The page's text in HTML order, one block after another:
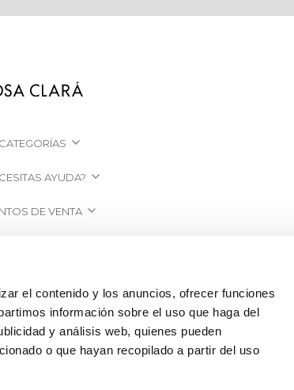
el contenido y los anuncios, ofrecer funciones
información sobre el uso que haga del
y análisis web, quienes pueden
o que hayan recopilado a partir del uso
CATEGORÍAS
AYUDA?
DE VENTA